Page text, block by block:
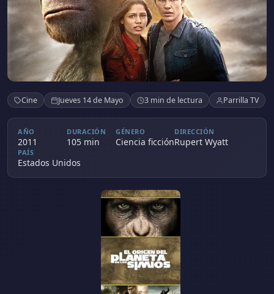
El origen del Planeta de los Simios
Cine Jueves 14 de Mayo 3 min de lectura Parrilla TV
AÑO
2011
DURACIÓN
105 min
GÉNERO
Ciencia ficción
DIRECCIÓN
Rupert Wyatt
PAÍS
Estados Unidos